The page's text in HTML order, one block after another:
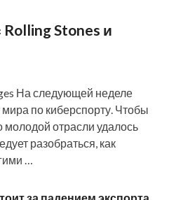
Stones и
На следующей неделе
по киберспорту. Чтобы
молодой отрасли удалось
разобраться, как
…